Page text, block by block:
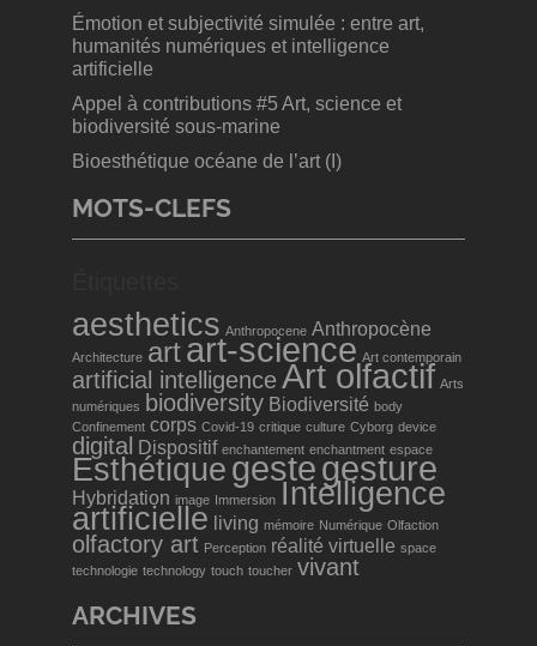
Émotion et subjectivité simulée : entre art,
humanités numériques et intelligence
artificielle
Appel à contributions #5 Art, science et
biodiversité sous-marine
Bioesthétique océane de l’art (I)
MOTS-CLEFS
aesthetics Anthropocene Anthropocène
Architecture artart-science Art contemporain
artificial intelligence Art olfactif Arts
numériques
biodiversity Biodiversité body
Confinement corps Covid-19 critique culture Cyborg device
digital Dispositif enchantement enchantment espace
Esthétique gestegesture
Hybridation image Immersion Intelligence
artificielle living mémoire Numérique Olfaction
olfactory art Perception réalité virtuelle space
technologie technology touch toucher vivant
ARCHIVES